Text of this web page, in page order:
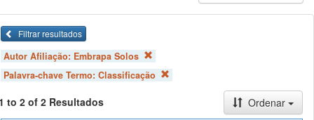
Filtrar resultados
Autor Afiliação: Embrapa Solos
Palavra-chave Termo: Classificação
to 2 of 2 Resultados
Ordenar